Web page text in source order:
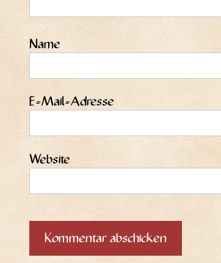
Name
E-Mail-Adresse
Website